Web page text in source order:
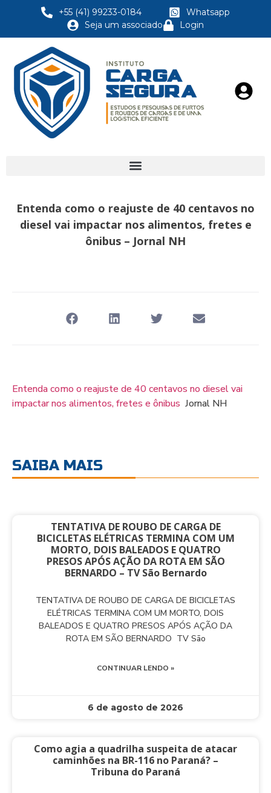
+55 (41) 99233-0184
Whatsapp
Seja um associado
Login
Entenda como o reajuste de 40 centavos no
diesel vai impactar nos alimentos, fretes e
ônibus – Jornal NH
Entenda como o reajuste de 40 centavos no diesel vai
impactar nos alimentos, fretes e ônibus Jornal NH
SAIBA MAIS
TENTATIVA DE ROUBO DE CARGA DE
BICICLETAS ELÉTRICAS TERMINA COM UM
MORTO, DOIS BALEADOS E QUATRO
PRESOS APÓS AÇÃO DA ROTA EM SÃO
BERNARDO – TV São Bernardo
TENTATIVA DE ROUBO DE CARGA DE BICICLETAS
ELÉTRICAS TERMINA COM UM MORTO, DOIS
BALEADOS E QUATRO PRESOS APÓS AÇÃO DA
ROTA EM SÃO BERNARDO TV São
CONTINUAR LENDO »
6 de agosto de 2026
Como agia a quadrilha suspeita de atacar
caminhões na BR-116 no Paraná? –
Tribuna do Paraná